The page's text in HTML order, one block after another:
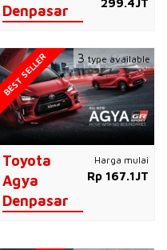
Denpasar
299.4JT
Toyota
Agya
Denpasar
Harga mulai
Rp 167.1JT
BEST SELLER 3type available